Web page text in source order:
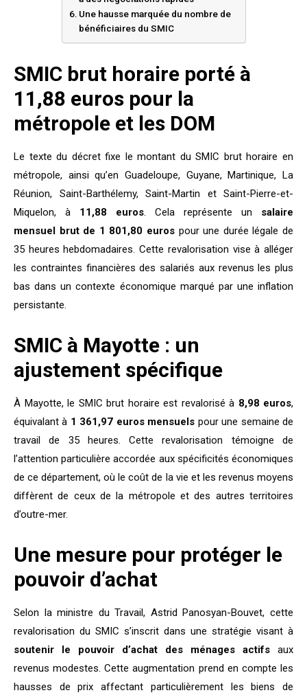
Une hausse marquée du nombre de
bénéficiaires du SMIC
SMIC brut horaire porté à
11,88 euros pour la
métropole et les DOM
Le texte du décret fixe le montant du SMIC brut horaire en
métropole, ainsi qu’en Guadeloupe, Guyane, Martinique, La
Réunion, Saint-Barthélemy, Saint-Martin et Saint-Pierre-et-
Miquelon, à 11,88 euros. Cela représente un salaire
mensuel brut de 1 801,80 euros pour une durée légale de
35 heures hebdomadaires. Cette revalorisation vise à alléger
les contraintes financières des salariés aux revenus les plus
bas dans un contexte économique marqué par une inflation
persistante.
SMIC à Mayotte : un
ajustement spécifique
À Mayotte, le SMIC brut horaire est revalorisé à 8,98 euros,
équivalant à 1 361,97 euros mensuels pour une semaine de
travail de 35 heures. Cette revalorisation témoigne de
l’attention particulière accordée aux spécificités économiques
de ce département, où le coût de la vie et les revenus moyens
diffèrent de ceux de la métropole et des autres territoires
d’outre-mer.
Une mesure pour protéger le
pouvoir d’achat
Selon la ministre du Travail, Astrid Panosyan-Bouvet, cette
revalorisation du SMIC s’inscrit dans une stratégie visant à
soutenir le pouvoir d’achat des ménages actifs aux
revenus modestes. Cette augmentation prend en compte les
hausses de prix affectant particulièrement les biens de